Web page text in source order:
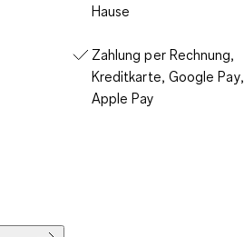
Hause
Zahlung per Rechnung,
Kreditkarte, Google Pay,
Apple Pay